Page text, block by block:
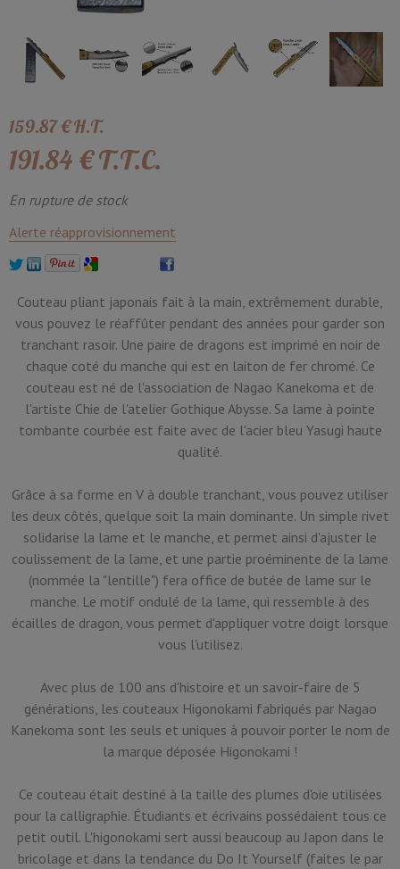
159.87€H.T.
191.84 €T.T.C.
En rupture de stock
Alerte réapprovisionnement
Couteau pliant japonais fait à la main, extrêmement durable,
vous pouvez le réaffûter pendant des années pour garder son
tranchant rasoir. Une paire de dragons est imprimé en noir de
chaque coté du manche qui est en laiton de fer chromé. Ce
couteau est né de l'association de Nagao Kanekoma et de
l'artiste Chie de l'atelier Gothique Abysse. Sa lame à pointe
tombante courbée est faite avec de l'acier bleu Yasugi haute
qualité.
Grâce à sa forme en V à double tranchant, vous pouvez utiliser
les deux côtés, quelque soit la main dominante. Un simple rivet
solidarise la lame et le manche, et permet ainsi d'ajuster le
coulissement de la lame, et une partie proéminente de la lame
(nommée la "lentille") fera office de butée de lame sur le
manche. Le motif ondulé de la lame, qui ressemble à des
écailles de dragon, vous permet d'appliquer votre doigt lorsque
vous l'utilisez.
Avec plus de 100 ans d'histoire et un savoir-faire de 5
générations, les couteaux Higonokami fabriqués par Nagao
Kanekoma sont les seuls et uniques à pouvoir porter le nom de
la marque déposée Higonokami !
Ce couteau était destiné à la taille des plumes d'oie utilisées
pour la calligraphie. Étudiants et écrivains possédaient tous ce
petit outil. L'higonokami sert aussi beaucoup au Japon dans le
bricolage et dans la tendance du Do It Yourself (faites le par